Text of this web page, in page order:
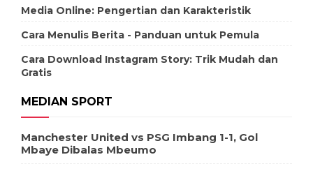
Media Online: Pengertian dan Karakteristik
Cara Menulis Berita - Panduan untuk Pemula
Cara Download Instagram Story: Trik Mudah dan
Gratis
MEDIAN SPORT
Manchester United vs PSG Imbang 1-1, Gol
Mbaye Dibalas Mbeumo